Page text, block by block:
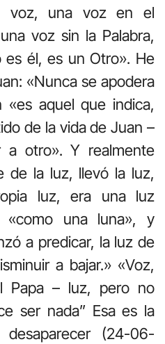
voz, una voz en el
voz sin la Palabra,
es él, es un Otro». He
«Nunca se apodera
«es aquel que indica,
de la vida de Juan –
a otro». Y realmente
de la luz, llevó la luz,
luz, era una luz
«como una luna», y
a predicar, la luz de
a bajar.» «Voz,
Papa – luz, pero no
ser nada” Esa es la
(24-06-